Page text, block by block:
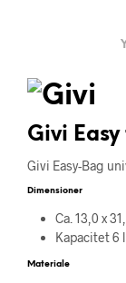
Givi
Givi Easy-Bag
Dimensioner
Ca. 13,0 x
Kapacitet 6
Materiale